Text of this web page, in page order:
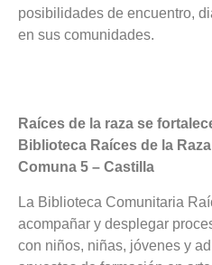
posibilidades de encuentro,
en sus comunidades.
Raíces de la raza se
Biblioteca Raíces de la Raza
Comuna 5 – Castilla
La Biblioteca Comunitaria
acompañar y desplegar
con niños, niñas, jóvenes y